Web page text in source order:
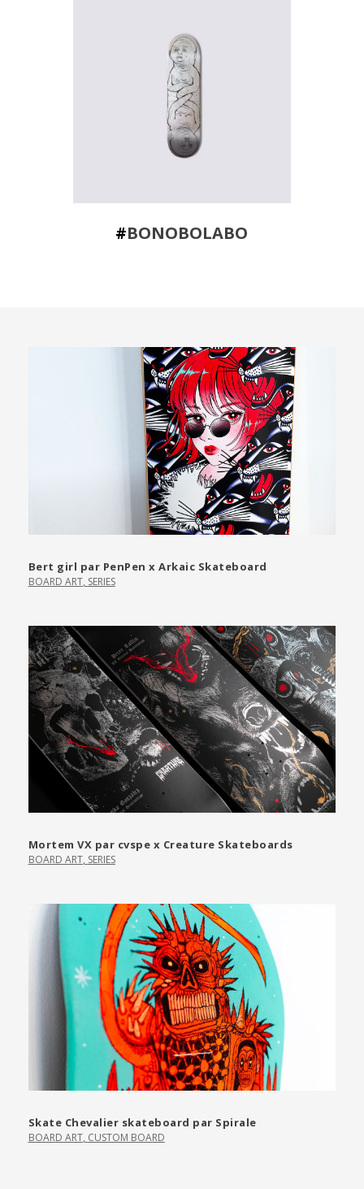
#BONOBOLABO
Bert girl par PenPen x Arkaic Skateboard
BOARD ART, SERIES
Mortem VX par cvspe x Creature Skateboards
BOARD ART, SERIES
Skate Chevalier skateboard par Spirale
BOARD ART, CUSTOM BOARD